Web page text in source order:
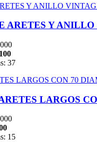
ARETES Y
37
LARGOS
15